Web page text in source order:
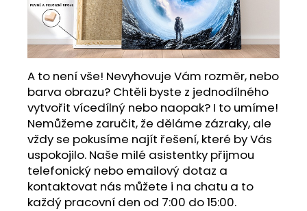
A to není vše! Nevyhovuje Vám rozměr, nebo
barva obrazu? Chtěli byste z jednodílného
vytvořit vícedílný nebo naopak? I to umíme!
Nemůžeme zaručit, že děláme zázraky, ale
vždy se pokusíme najít řešení, které by Vás
uspokojilo. Naše milé asistentky přijmou
telefonický nebo emailový dotaz a
kontaktovat nás můžete i na chatu a to
každý pracovní den od 7:00 do 15:00.